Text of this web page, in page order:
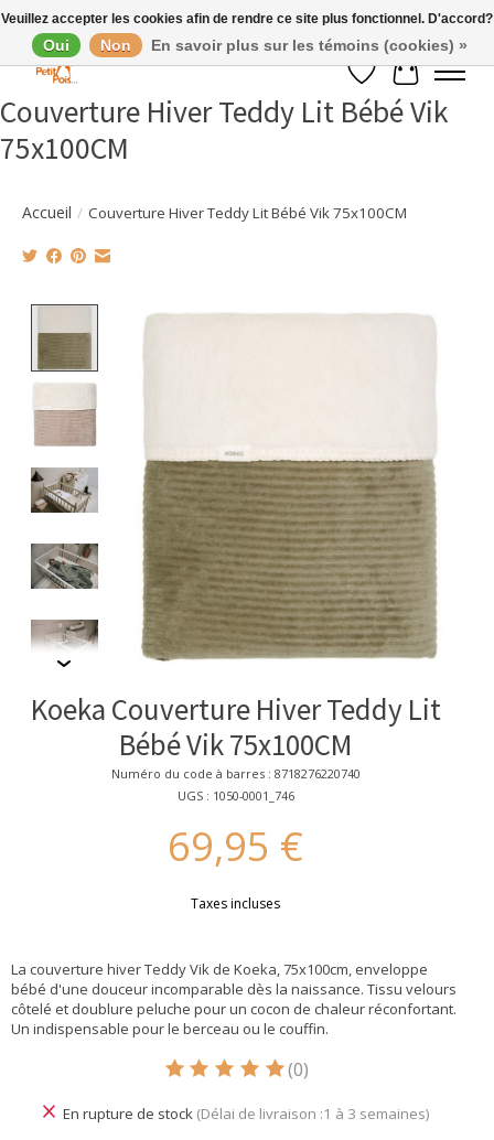
Liste de souhaits
Panier
Couverture Hiver Teddy Lit Bébé Vik
75x100CM
Accueil / Couverture Hiver Teddy Lit Bébé Vik 75x100CM
Product image slideshow Items
Koeka Couverture Hiver Teddy Lit
Bébé Vik 75x100CM
Numéro du code à barres : 8718276220740
UGS : 1050-0001_746
69,95 €
Taxes incluses
La couverture hiver Teddy Vik de Koeka, 75x100cm, enveloppe
bébé d'une douceur incomparable dès la naissance. Tissu velours
côtelé et doublure peluche pour un cocon de chaleur réconfortant.
Un indispensable pour le berceau ou le couffin.
Ce produit est évalué à
(0)
En rupture de stock (Délai de livraison :1 à 3 semaines)
Veuillez accepter les cookies afin de rendre ce site plus fonctionnel. D'accord?
Oui Non En savoir plus sur les témoins (cookies) »